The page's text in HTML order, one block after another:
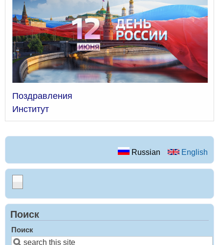
Поздравления
Институт
Russian English
Поиск
Поиск